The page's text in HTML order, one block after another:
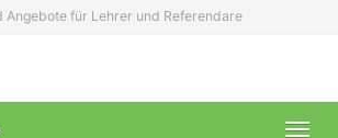
Angebote für Lehrer und Referendare